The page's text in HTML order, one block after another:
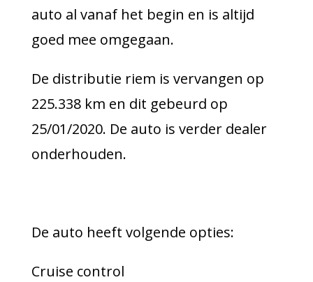
auto al vanaf het begin en is altijd
goed mee omgegaan.
De distributie riem is vervangen op
225.338 km en dit gebeurd op
25/01/2020. De auto is verder dealer
onderhouden.
De auto heeft volgende opties:
Cruise control